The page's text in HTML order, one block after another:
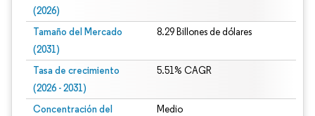
(2026)
Tamaño del Mercado
(2031)
8.29 Billones de dólares
Tasa de crecimiento
(2026 - 2031)
5.51% CAGR
Concentración del
Medio